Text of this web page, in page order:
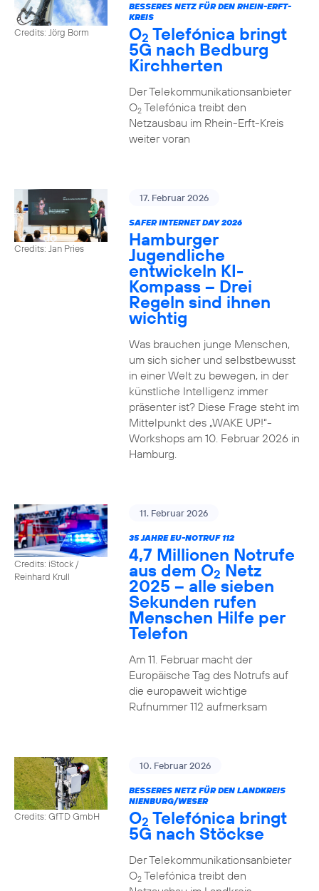
Credits: Jörg Borm
BESSERES NETZ FÜR DEN RHEIN-ERFT-
KREIS
O2 Telefónica bringt
5G nach Bedburg
Kirchherten
Der Telekommunikationsanbieter
O2Telefónica treibt den
Netzausbau im Rhein-Erft-Kreis
weiter voran
Credits: Jan Pries
17. Februar 2026
SAFER INTERNET DAY 2026
Hamburger
Jugendliche
entwickeln KI-
Kompass – Drei
Regeln sind ihnen
wichtig
Was brauchen junge Menschen,
um sich sicher und selbstbewusst
in einer Welt zu bewegen, in der
künstliche Intelligenz immer
präsenter ist? Diese Frage steht im
Mittelpunkt des „WAKE UP!“-
Workshops am 10. Februar 2026 in
Hamburg.
Credits: iStock /
Reinhard Krull
11. Februar 2026
35 JAHRE EU-NOTRUF 112
4,7 Millionen Notrufe
aus dem O2 Netz
2025 – alle sieben
Sekunden rufen
Menschen Hilfe per
Telefon
Am 11. Februar macht der
Europäische Tag des Notrufs auf
die europaweit wichtige
Rufnummer 112 aufmerksam
Credits: GfTD GmbH
10. Februar 2026
BESSERES NETZ FÜR DEN LANDKREIS
NIENBURG/WESER
O2 Telefónica bringt
5G nach Stöckse
Der Telekommunikationsanbieter
O2Telefónica treibt den